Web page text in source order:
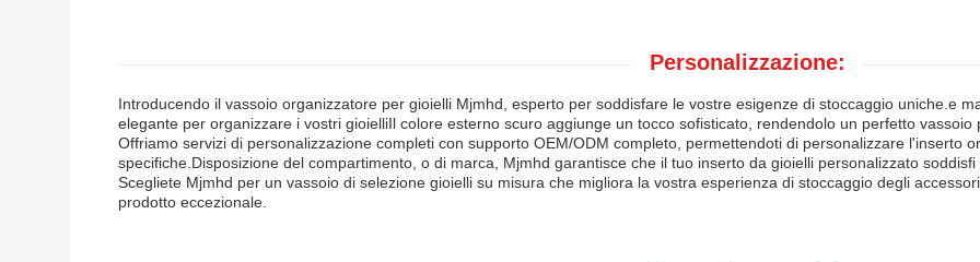
Personalizzazione:
Introducendo il vassoio organizzatore per gioielli Mjmhd, esperto per soddisfare le vostre esigenze di stoccaggio uniche.e
elegante per organizzare i vostri gioielliIl colore esterno scuro aggiunge un tocco sofisticato, rendendolo un perfetto vassoio
Offriamo servizi di personalizzazione completi con supporto OEM/ODM completo, permettendoti di personalizzare l'inserto
specifiche.Disposizione del compartimento, o di marca, Mjmhd garantisce che il tuo inserto da gioielli personalizzato
Scegliete Mjmhd per un vassoio di selezione gioielli su misura che migliora la vostra esperienza di stoccaggio degli
prodotto eccezionale.